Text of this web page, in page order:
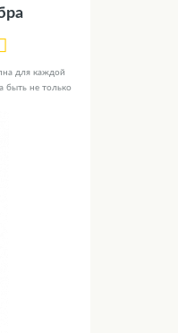
для каждой
быть не только